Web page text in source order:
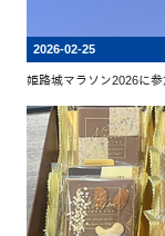
2026-02-25
姫路城マラソン2026に参